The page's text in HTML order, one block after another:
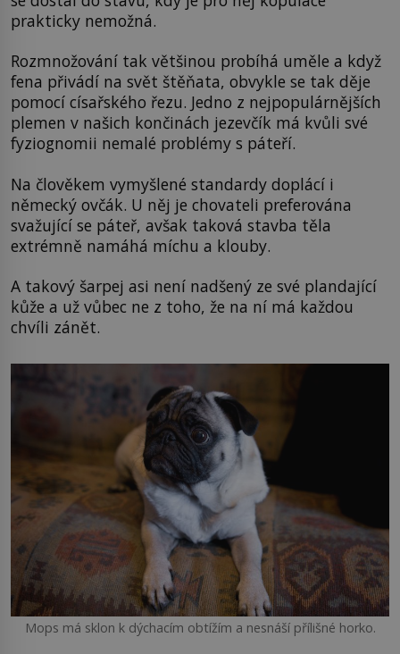
prakticky nemožná.
Rozmnožování tak většinou probíhá uměle a když
fena přivádí na svět štěňata, obvykle se tak děje
pomocí císařského řezu. Jedno z nejpopulárnějších
plemen v našich končinách jezevčík má kvůli své
fyziognomii nemalé problémy s páteří.
Na člověkem vymyšlené standardy doplácí i
německý ovčák. U něj je chovateli preferována
svažující se páteř, avšak taková stavba těla
extrémně namáhá míchu a klouby.
A takový šarpej asi není nadšený ze své plandající
kůže a už vůbec ne z toho, že na ní má každou
chvíli zánět.
Mops má sklon k dýchacím obtížím a nesnáší přílišné horko.